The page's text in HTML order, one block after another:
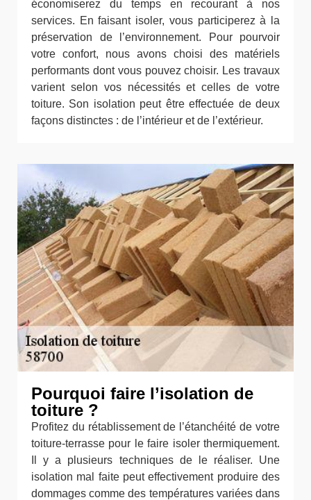
économiserez du temps en recourant à nos
services. En faisant isoler, vous participerez à la
préservation de l’environnement. Pour pourvoir
votre confort, nous avons choisi des matériels
performants dont vous pouvez choisir. Les travaux
varient selon vos nécessités et celles de votre
toiture. Son isolation peut être effectuée de deux
façons distinctes : de l’intérieur et de l’extérieur.
Pourquoi faire l’isolation de
toiture ?
Profitez du rétablissement de l’étanchéité de votre
toiture-terrasse pour le faire isoler thermiquement.
Il y a plusieurs techniques de le réaliser. Une
isolation mal faite peut effectivement produire des
dommages comme des températures variées dans